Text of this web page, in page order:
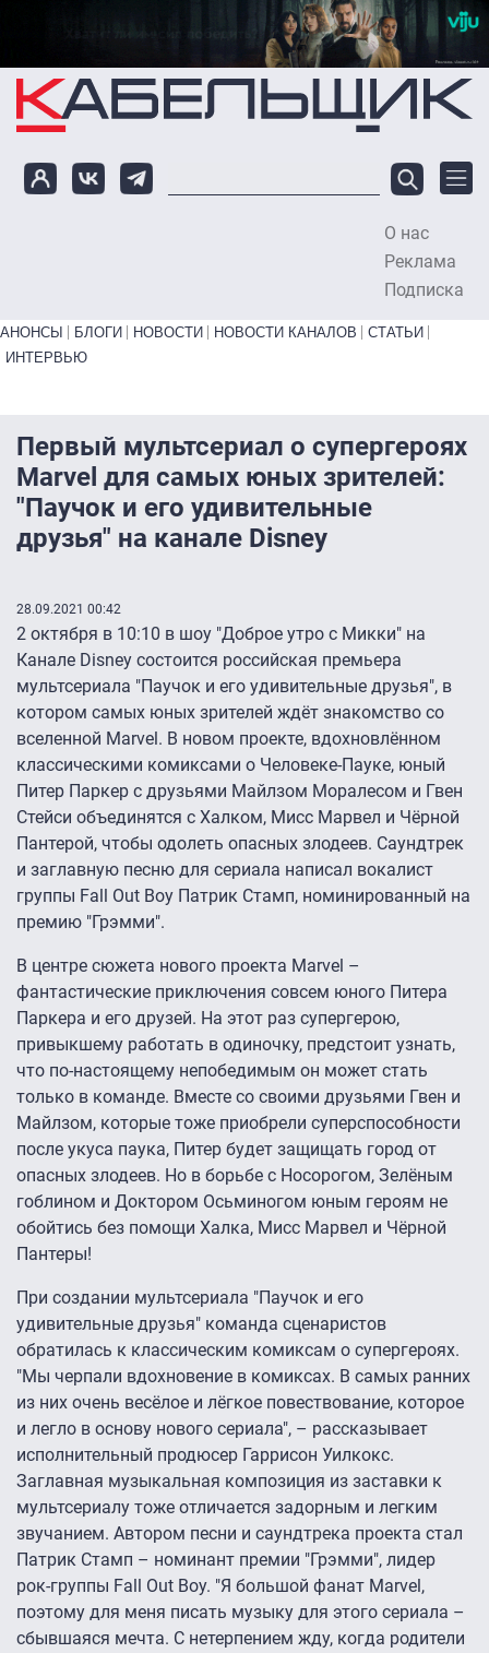
Перейти к основному содержанию
О нас
Реклама
Подписка
Primary links bottom
АНОНСЫ БЛОГИ НОВОСТИ НОВОСТИ КАНАЛОВ
СТАТЬИ
ИНТЕРВЬЮ
Первый мультсериал о супергероях
Marvel для самых юных зрителей:
"Паучок и его удивительные
друзья" на канале Disney
28.09.2021 00:42
2 октября в 10:10 в шоу "Доброе утро с Микки" на
Канале Disney состоится российская премьера
мультсериала "Паучок и его удивительные друзья", в
котором самых юных зрителей ждёт знакомство со
вселенной Marvel. В новом проекте, вдохновлённом
классическими комиксами о Человеке-Пауке, юный
Питер Паркер с друзьями Майлзом Моралесом и Гвен
Стейси объединятся с Халком, Мисс Марвел и Чёрной
Пантерой, чтобы одолеть опасных злодеев. Саундтрек
и заглавную песню для сериала написал вокалист
группы Fall Out Boy Патрик Стамп, номинированный на
премию "Грэмми".
В центре сюжета нового проекта Marvel –
фантастические приключения совсем юного Питера
Паркера и его друзей. На этот раз супергерою,
привыкшему работать в одиночку, предстоит узнать,
что по-настоящему непобедимым он может стать
только в команде. Вместе со своими друзьями Гвен и
Майлзом, которые тоже приобрели суперспособности
после укуса паука, Питер будет защищать город от
опасных злодеев. Но в борьбе с Носорогом, Зелёным
гоблином и Доктором Осьминогом юным героям не
обойтись без помощи Халка, Мисс Марвел и Чёрной
Пантеры!
При создании мультсериала "Паучок и его
удивительные друзья" команда сценаристов
обратилась к классическим комиксам о супергероях.
"Мы черпали вдохновение в комиксах. В самых ранних
из них очень весёлое и лёгкое повествование, которое
и легло в основу нового сериала", – рассказывает
исполнительный продюсер Гаррисон Уилкокс.
Заглавная музыкальная композиция из заставки к
мультсериалу тоже отличается задорным и легким
звучанием. Автором песни и саундтрека проекта стал
Патрик Стамп – номинант премии "Грэмми", лидер
рок-группы Fall Out Boy. "Я большой фанат Marvel,
поэтому для меня писать музыку для этого сериала –
сбывшаяся мечта. С нетерпением жду, когда родители